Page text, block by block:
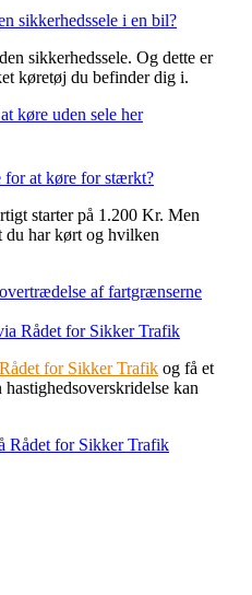
sikkerhedssele i en bil?
sikkerhedssele. Og dette er
køretøj du befinder dig i.
køre uden sele her
for at køre for stærkt?
starter på 1.200 Kr. Men
du har kørt og hvilken
af fartgrænserne
Rådet for Sikker Trafik
Rådet for Sikker Trafik og få et
kan
Rådet for Sikker Trafik